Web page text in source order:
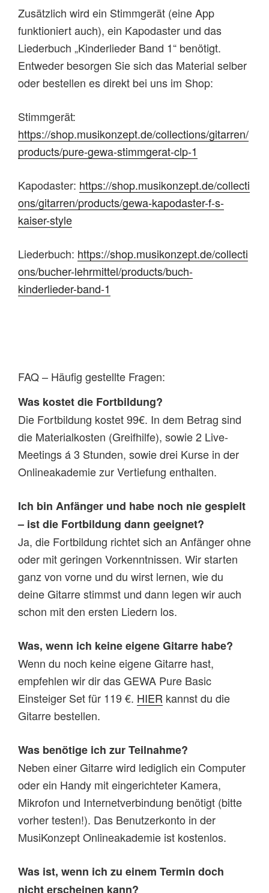
Zusätzlich wird ein Stimmgerät (eine App
funktioniert auch), ein Kapodaster und das
Liederbuch „Kinderlieder Band 1“ benötigt.
Entweder besorgen Sie sich das Material selber
oder bestellen es direkt bei uns im Shop:
Stimmgerät:
https://shop.musikonzept.de/collections/gitarren/
products/pure-gewa-stimmgerat-clp-1
Kapodaster: https://shop.musikonzept.de/collecti
ons/gitarren/products/gewa-kapodaster-f-s-
kaiser-style
Liederbuch: https://shop.musikonzept.de/collecti
ons/bucher-lehrmittel/products/buch-
kinderlieder-band-1
FAQ – Häufig gestellte Fragen:
Was kostet die Fortbildung?
Die Fortbildung kostet 99€. In dem Betrag sind
die Materialkosten (Greifhilfe), sowie 2 Live-
Meetings á 3 Stunden, sowie drei Kurse in der
Onlineakademie zur Vertiefung enthalten.
Ich bin Anfänger und habe noch nie gespielt
– ist die Fortbildung dann geeignet?
Ja, die Fortbildung richtet sich an Anfänger ohne
oder mit geringen Vorkenntnissen. Wir starten
ganz von vorne und du wirst lernen, wie du
deine Gitarre stimmst und dann legen wir auch
schon mit den ersten Liedern los.
Was, wenn ich keine eigene Gitarre habe?
Wenn du noch keine eigene Gitarre hast,
empfehlen wir dir das GEWA Pure Basic
Einsteiger Set für 119 €. HIER kannst du die
Gitarre bestellen.
Was benötige ich zur Teilnahme?
Neben einer Gitarre wird lediglich ein Computer
oder ein Handy mit eingerichteter Kamera,
Mikrofon und Internetverbindung benötigt (bitte
vorher testen!). Das Benutzerkonto in der
MusiKonzept Onlineakademie ist kostenlos.
Was ist, wenn ich zu einem Termin doch
nicht erscheinen kann?